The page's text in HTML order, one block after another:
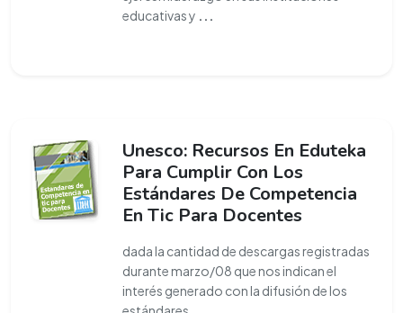
educativas y ...
Unesco: Recursos En Eduteka
Para Cumplir Con Los
Estándares De Competencia
En Tic Para Docentes
dada la cantidad de descargas registradas
durante marzo/08 que nos indican el
interés generado con la difusión de los